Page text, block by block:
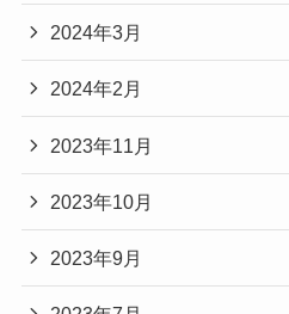
2024年3月
2024年2月
2023年11月
2023年10月
2023年9月